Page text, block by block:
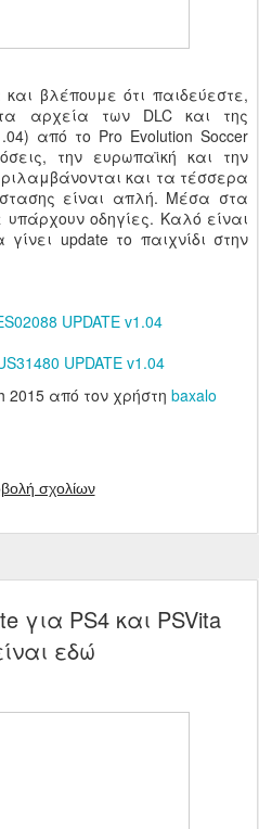
βλέπουμε ότι παιδεύεστε,
αρχεία των DLC και της
από το Pro Evolution Soccer
την ευρωπαϊκή και την
και τα τέσσερα
είναι απλή. Μέσα στα
οδηγίες. Καλό είναι
update το παιχνίδι στην
UPDATE v1.04
UPDATE v1.04
2015από τον χρήστη baxalo
σχολίων
για PS4 και PSVita
εδώ